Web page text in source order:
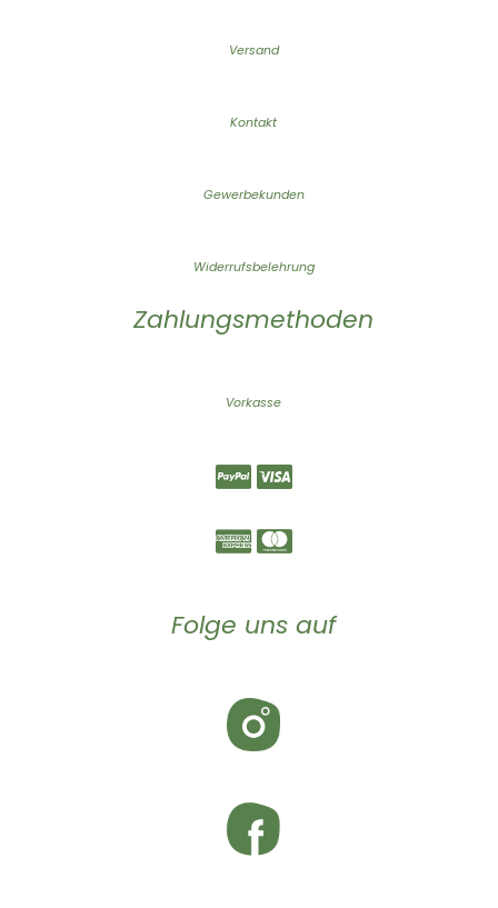
Versand
Kontakt
Gewerbekunden
Widerrufsbelehrung
Zahlungsmethoden
Vorkasse
Folge uns auf